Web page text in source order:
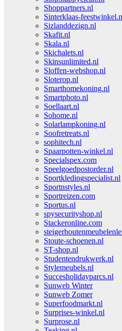
Shoppartners.nl
Sinterklaas-
Sizlanddezign.nl
Skafit.nl
Skala.nl
Skichalets.nl
Skinsunlimited.nl
Sloffen-webshop.nl
Sloterop.nl
Smarthomekoning.nl
Smartphoto.nl
Soellaart.nl
Sohome.nl
Solarlampkoning.nl
Soofretreats.nl
sophitech.nl
Spaarpotten-winkel.nl
Specialspex.com
Speelgoedpostorder.nl
Sportkledingspecialist.nl
Sportnstyles.nl
Sportreizen.com
Sportus.nl
spysecurityshop.nl
Stackeronline.com
Stoute-schoenen.nl
ST-shop.nl
Studentendrukwerk.nl
Stylemeubels.nl
Succesholidayparcs.nl
Sunweb Winter
Sunweb Zomer
Superfoodmarkt.nl
Surprises-winkel.nl
Surprose.nl